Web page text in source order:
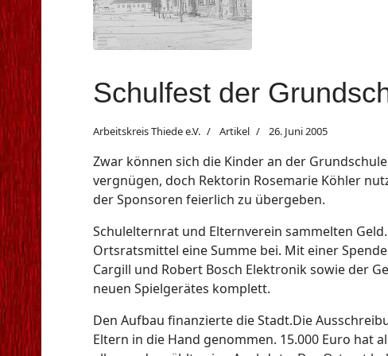
Schulfest der
Arbeitskreis Thiede e.V. Artikel 26. Juni 2005
Zwar können sich die Kinder an der
vergnügen, doch Rektorin Rosemarie Köhler
der Sponsoren feierlich zu übergeben.
Schulelternrat und Elternverein sammelten
Ortsratsmittel eine Summe bei. Mit einer
Cargill und Robert Bosch Elektronik sowie der
neuen Spielgerätes komplett.
Den Aufbau finanzierte die Stadt.Die
Eltern in die Hand genommen. 15.000 Euro hat